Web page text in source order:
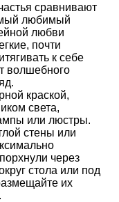
сравнивают
любимый
любви
почти
к себе
волшебного
краской,
света,
или люстры.
стены или
через
стола или под
их